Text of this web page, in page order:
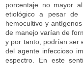
porcentaje no mayor
etiológico a pesar de
hemocultivo y
de manejo varían de
y por tanto, podrían ser
del agente infeccioso
espectro. En este